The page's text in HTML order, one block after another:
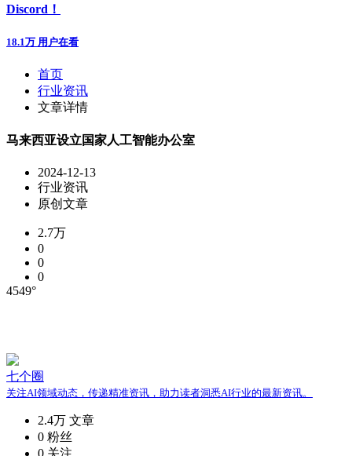
Discord！
18.1万 用户在看
首页
行业资讯
文章详情
马来西亚设立国家人工智能办公室
2024-12-13
行业资讯
原创文章
2.7万
0
0
0
4549°
七个圈
关注AI领域动态，传递精准资讯，助力读者洞悉AI行业的最新资讯。
2.4万 文章
0 粉丝